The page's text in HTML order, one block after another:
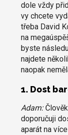
dole vždy
vy chcete
třeba David
na
byste
najdete
naopak
1. Dost
Adam:
doporučuji
aparát na